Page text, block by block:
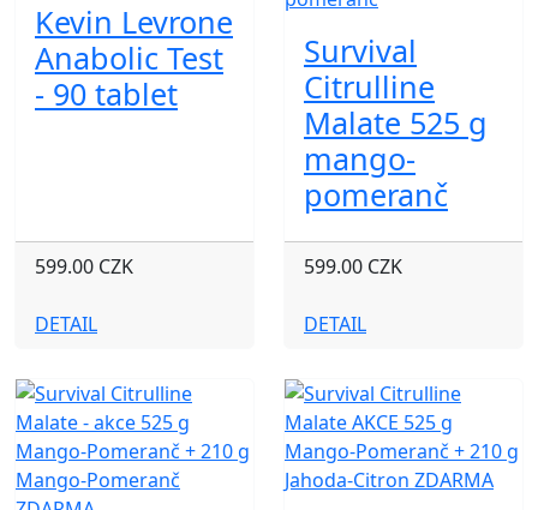
Kevin Levrone
Anabolic Test
- 90 tablet
599.00 CZK
DETAIL
Survival
Citrulline
Malate 525 g
mango-
pomeranč
599.00 CZK
DETAIL